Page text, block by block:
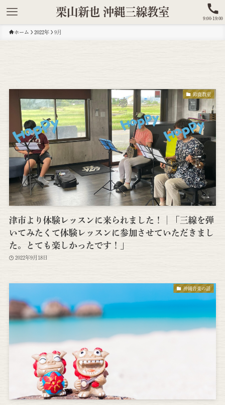
栗山新也 沖縄三線教室
9:00-19:00
ホーム 2022年 9月
鈴鹿教室
津市より体験レッスンに来られました！│「三線を弾
いてみたくて体験レッスンに参加させていただきまし
た。とても楽しかったです！」
2022年9月18日
沖縄音楽の話